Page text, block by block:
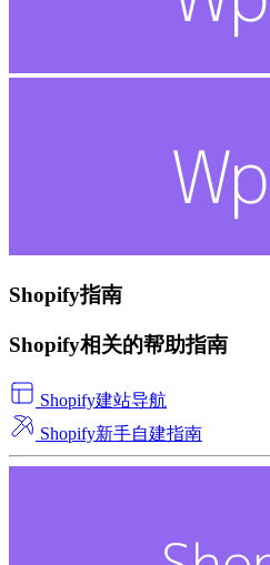
Shopify指南
Shopify相关的帮助指南
Shopify建站导航
Shopify新手自建指南